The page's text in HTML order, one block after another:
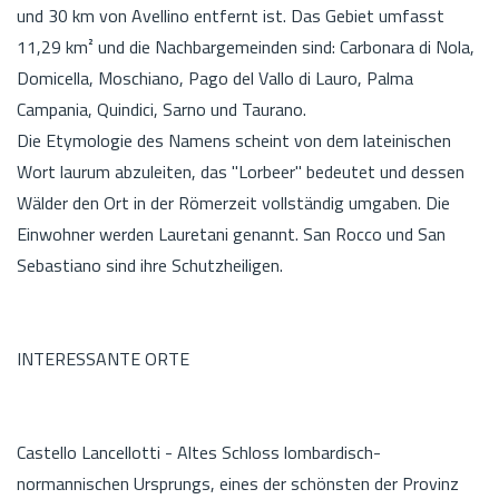
und 30 km von Avellino entfernt ist. Das Gebiet umfasst
11,29 km² und die Nachbargemeinden sind: Carbonara di Nola,
Domicella, Moschiano, Pago del Vallo di Lauro, Palma
Campania, Quindici, Sarno und Taurano.
Die Etymologie des Namens scheint von dem lateinischen
Wort laurum abzuleiten, das "Lorbeer" bedeutet und dessen
Wälder den Ort in der Römerzeit vollständig umgaben. Die
Einwohner werden Lauretani genannt. San Rocco und San
Sebastiano sind ihre Schutzheiligen.
INTERESSANTE ORTE
Castello Lancellotti - Altes Schloss lombardisch-
normannischen Ursprungs, eines der schönsten der Provinz